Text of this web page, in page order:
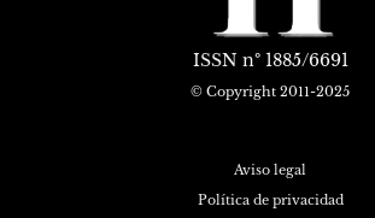
ISSN nº 1885/6691
© Copyright 2011-2025
Aviso legal
Política de privacidad